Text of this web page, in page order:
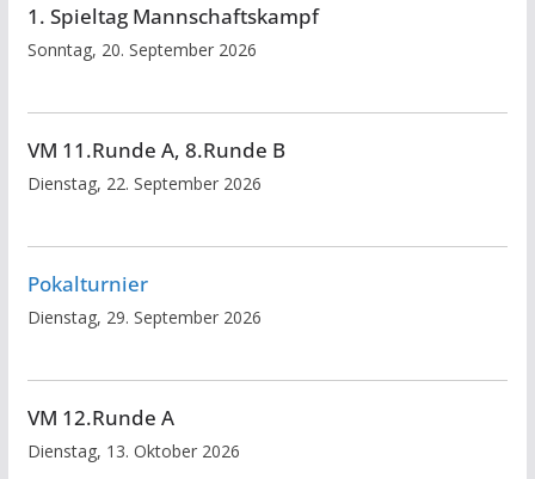
1. Spieltag Mannschaftskampf
Sonntag, 20. September 2026
VM 11.Runde A, 8.Runde B
Dienstag, 22. September 2026
Pokalturnier
Dienstag, 29. September 2026
VM 12.Runde A
Dienstag, 13. Oktober 2026